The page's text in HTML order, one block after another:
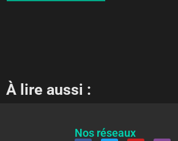
À lire aussi :
Nos réseaux